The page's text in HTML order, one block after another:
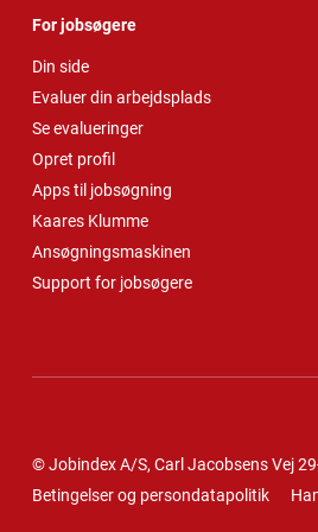
For jobsøgere
Din side
Evaluer din arbejdsplads
Se evalueringer
Opret profil
Apps til jobsøgning
Kaares Klumme
Ansøgningsmaskinen
Support for jobsøgere
© Jobindex A/S, Carl Jacobsens Vej
Betingelser og persondatapolitik